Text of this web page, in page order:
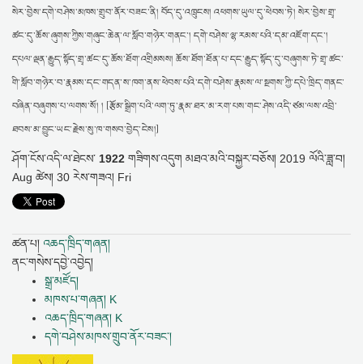
སེར་བྱེས་དགེ་བཤེས་མཁས་གྲུབ་ནོར་བཟང་ནི། བོད་དུ་འཁྲུངས། འཕགས་ཡུལ་དུ་ཕེབས་ཏེ། སེར་བྱེས་གྲྭ་
ཚང་དུ་ཆོས་ཞུགས་ཀྱིས་གཞུང་ཆེན་ལ་སློབ་གཉེར་གནང་། དགེ་བཤེས་ལྷ་རམས་པའི་དམ་འཇོག་དང་།
དཔལ་ལྡན་རྒྱུད་སྟོད་གྲྭ་ཚང་དུ་ཆོས་ཐོག་འགྲིམསས། ཆོས་ཐོག་ཐོན་པ་དང་རྒྱུད་སྟོད་དུ་བཞུགས་ཏེ་གྲྭ་ཚང་
གི་སློབ་གཉེར་བ་རྣམས་དང་གདན་ས་ཁག་ནས་ཕེབས་པའི་དགེ་བཤེས་རྣམས་ལ་སྔགས་ཀྱི་དཔེ་ཁྲིད་གནང་
བཞིན་བཞུགས་པ་ལགས་སོ། ། [རྩོམ་སྒྲིག་པའི་ལག་ཏུ་རྣམ་ཐར་མ་རག་པས་གང་ཤེས་འདི་ཙམ་ལས་འབྲི་
ཐབས་མ་བྱུང་ཡང་རྗེས་སུ་ཁ་གསབ་བྱེད་ངེས།]
ཤོག་ངོས་འདི་ལ་ཐེངས་ 1922 གཟིགས་འདུག མཐའ་མའི་བསྐྱར་བཅོས། 2019 ལོའི་ཟླ་བ།
Aug ཚེས། 30 རེས་གཟའ། Fri
ཚན་པ། འཆད་ཁྲིད་གཞན།
ནང་གསེས་དབྱེ་འབྱེད།
སྒྲ་མཛོད།
མཁས་པ་གཞན། K
འཆད་ཁྲིད་གཞན། K
དགེ་བཤེས་མཁས་གྲུབ་ནོར་བཟང་།